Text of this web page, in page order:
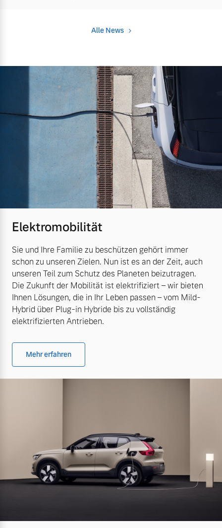
Alle News
Elektromobilität
Sie und Ihre Familie zu beschützen gehört immer
schon zu unseren Zielen. Nun ist es an der Zeit, auch
unseren Teil zum Schutz des Planeten beizutragen.
Die Zukunft der Mobilität ist elektrifiziert – wir bieten
Ihnen Lösungen, die in Ihr Leben passen – vom Mild-
Hybrid über Plug-in Hybride bis zu vollständig
elektrifizierten Antrieben.
Mehr erfahren